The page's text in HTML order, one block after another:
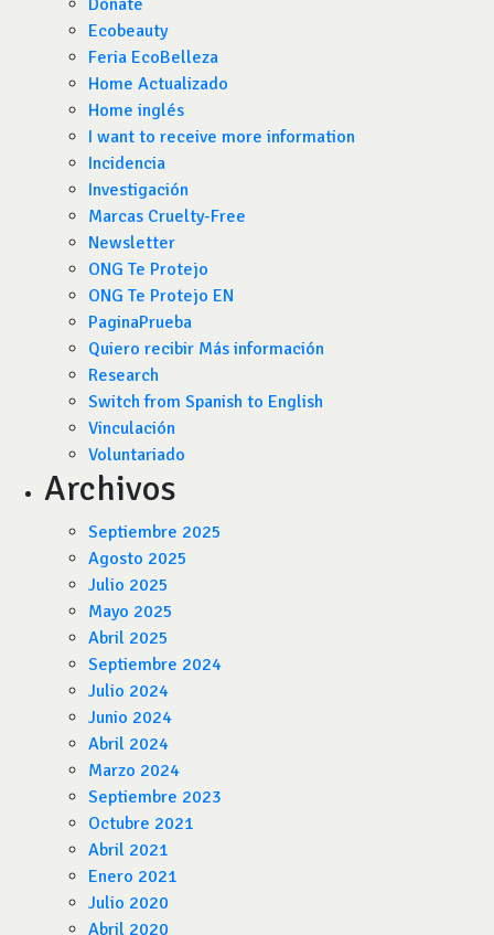
Donate
Ecobeauty
Feria EcoBelleza
Home Actualizado
Home inglés
I want to receive more information
Incidencia
Investigación
Marcas Cruelty-Free
Newsletter
ONG Te Protejo
ONG Te Protejo EN
PaginaPrueba
Quiero recibir Más información
Research
Switch from Spanish to English
Vinculación
Voluntariado
Archivos
Septiembre 2025
Agosto 2025
Julio 2025
Mayo 2025
Abril 2025
Septiembre 2024
Julio 2024
Junio 2024
Abril 2024
Marzo 2024
Septiembre 2023
Octubre 2021
Abril 2021
Enero 2021
Julio 2020
Abril 2020